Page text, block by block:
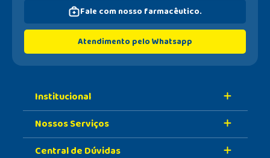
Fale com nosso farmacêutico.
Atendimento pelo Whatsapp
Institucional
Sobre A Nossa Drogaria
Nossa História
Nossos Serviços
Retire Na Loja
Central de Dúvidas